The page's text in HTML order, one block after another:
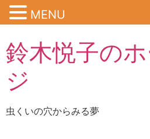
鈴木悦子の
ジ
虫くいの穴からみる夢
MENU